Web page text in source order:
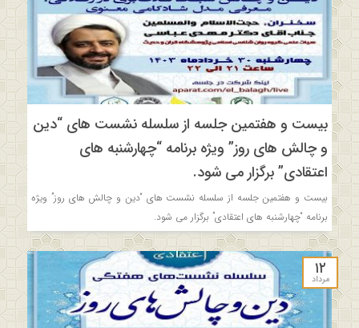
بیست و هفتمین جلسه از سلسله نشست های “دین
و چالش های روز” ویژه برنامه “چهارشنبه های
اعتقادی” برگزار می شود.
بیست و هفتمین جلسه از سلسله نشست های “دین و چالش های روز” ویژه
برنامه “چهارشنبه های اعتقادی” برگزار می شود.
۱۲
مرداد